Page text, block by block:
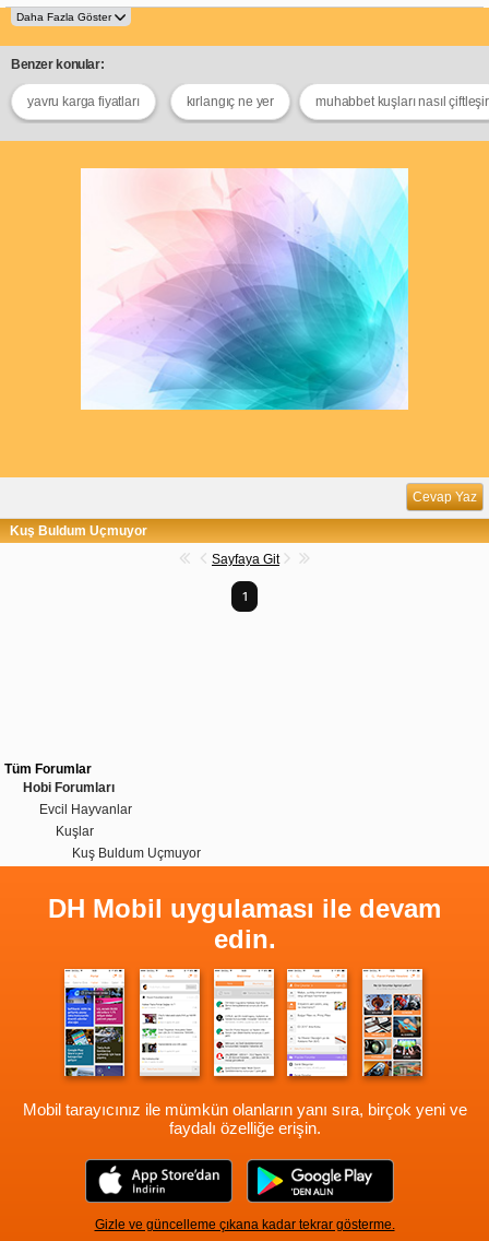
Benzer konular:
yavru karga fiyatları kırlangıç ne yer muhabbet kuşları nasıl çiftleşir
Cevap Yaz
Kuş Buldum Uçmuyor
Sayfaya Git
1
Tüm Forumlar
Hobi Forumları
Evcil Hayvanlar
Kuşlar
Kuş Buldum Uçmuyor
DH Mobil uygulaması ile devam
edin.
Mobil tarayıcınız ile mümkün olanların yanı sıra, birçok yeni ve
faydalı özelliğe erişin.
Gizle ve güncelleme çıkana kadar tekrar gösterme.